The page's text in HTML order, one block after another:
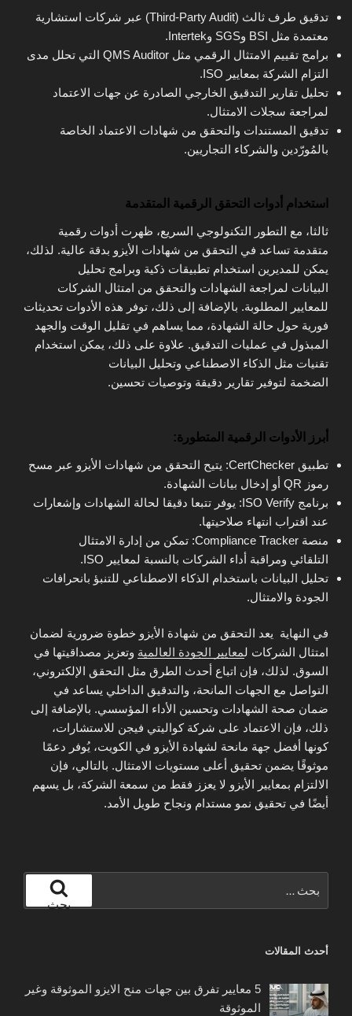
تدقيق طرف ثالث (Third-Party Audit) عبر شركات استشارية
معتمدة مثل BSI وSGS وIntertek.
برامج تقييم الامتثال الرقمي مثل QMS Auditor التي تحلل مدى
التزام الشركة بمعايير ISO.
تحليل تقارير التدقيق الخارجي الصادرة عن جهات الاعتماد
لمراجعة سجلات الامتثال.
تدقيق المستندات والتحقق من شهادات الاعتماد الخاصة
بالمُورّدين والشركاء التجاريين.
استخدام أدوات التحقق الرقمية المتقدمة
ثالثا، مع التطور التكنولوجي السريع، ظهرت أدوات رقمية
متقدمة تساعد في التحقق من شهادات الأيزو بدقة عالية. لذلك،
يمكن للمديرين استخدام تطبيقات ذكية وبرامج تحليل
البيانات لمراجعة الشهادات والتحقق من امتثال الشركات
للمعايير المطلوبة. بالإضافة إلى ذلك، توفر هذه الأدوات تحديثات
فورية حول حالة الشهادة، مما يساهم في تقليل الوقت والجهد
المبذول في عمليات التدقيق. علاوة على ذلك، يمكن استخدام
تقنيات مثل الذكاء الاصطناعي وتحليل البيانات
الضخمة لتوفير تقارير دقيقة وتوصيات تحسين.
أبرز الأدوات الرقمية المتطورة:
تطبيق CertChecker: يتيح التحقق من شهادات الأيزو عبر مسح
رموز QR أو إدخال بيانات الشهادة.
برنامج ISO Verify: يوفر تتبعا دقيقا لحالة الشهادات وإشعارات
عند اقتراب انتهاء صلاحيتها.
منصة Compliance Tracker: تمكن من إدارة الامتثال
التلقائي ومراقبة أداء الشركات بالنسبة لمعايير ISO.
تحليل البيانات باستخدام الذكاء الاصطناعي للتنبؤ بانحرافات
الجودة والامتثال.
في النهاية يعد التحقق من شهادة الأيزو خطوة ضرورية لضمان
امتثال الشركات لمعايير الجودة العالمية وتعزيز مصداقيتها في
السوق. لذلك، فإن اتباع أحدث الطرق مثل التحقق الإلكتروني،
التواصل مع الجهات المانحة، والتدقيق الداخلي يساعد في
ضمان صحة الشهادات وتحسين الأداء المؤسسي. بالإضافة إلى
ذلك، فإن الاعتماد على شركة كواليتي فيجن للاستشارات،
كونها أفضل جهة مانحة لشهادة الأيزو في الكويت، يُوفر دعمًا
موثوقًا يضمن تحقيق أعلى مستويات الامتثال. بالتالي، فإن
الالتزام بمعايير الأيزو لا يعزز فقط من سمعة الشركة، بل يسهم
أيضًا في تحقيق نمو مستدام ونجاح طويل الأمد.
عن:
بحث
أحدث المقالات
5 معايير تفرق بين جهات منح الايزو الموثوقة وغير
الموثوقة